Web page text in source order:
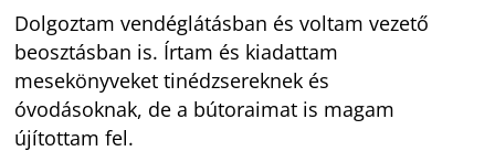
Dolgoztam vendéglátásban és voltam vezető
beosztásban is. Írtam és kiadattam
mesekönyveket tinédzsereknek és
óvodásoknak, de a bútoraimat is magam
újítottam fel.